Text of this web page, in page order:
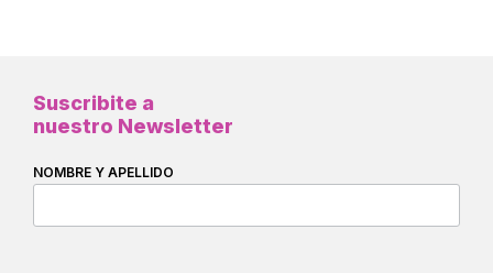
Suscribite a
nuestro Newsletter
NOMBRE Y APELLIDO